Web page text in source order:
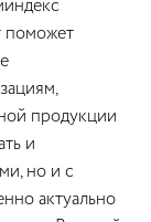
поможет
продукции
и
но и с
актуально